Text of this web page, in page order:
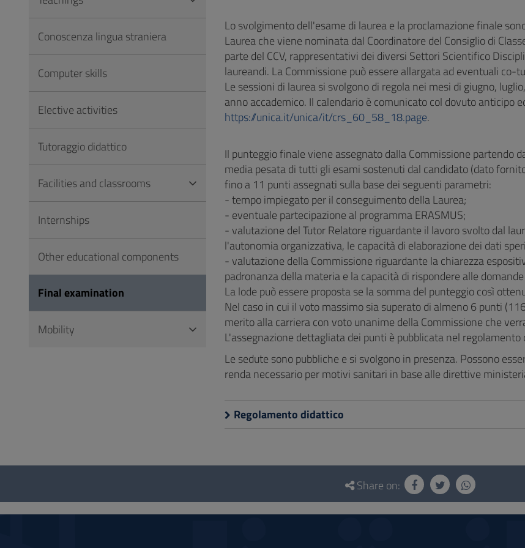
Footer
Lo svolgimento dell'esame di laurea e la proclamazione finale
Laurea che viene nominata dal Coordinatore del Consiglio di
parte del CCV, rappresentativi dei diversi Settori Scientifico
laureandi. La Commissione può essere allargata ad eventuali
Le sessioni di laurea si svolgono di regola nei mesi di giugno,
anno accademico. Il calendario è comunicato col dovuto anticipo
https://unica.it/unica/it/crs_60_58_18.page.
Il punteggio finale viene assegnato dalla Commissione partendo
media pesata di tutti gli esami sostenuti dal candidato (dato
fino a 11 punti assegnati sulla base dei seguenti parametri:
- tempo impiegato per il conseguimento della Laurea;
- eventuale partecipazione al programma ERASMUS;
- valutazione del Tutor Relatore riguardante il lavoro svolto dal
l'autonomia organizzativa, le capacità di elaborazione dei dati
- valutazione della Commissione riguardante la chiarezza
padronanza della materia e la capacità di rispondere alle
La lode può essere proposta se la somma del punteggio così
Nel caso in cui il voto massimo sia superato di almeno 6 punti
merito alla carriera con voto unanime della Commissione che
L'assegnazione dettagliata dei punti è pubblicata nel regolamento
Le sedute sono pubbliche e si svolgono in presenza. Possono
renda necessario per motivi sanitari in base alle direttive
Regolamento didattico
Conoscenza lingua straniera
Computer skills
Elective activities
Tutoraggio didattico
Facilities and classrooms
Internships
Other educational components
Final examination
Mobility
Questionnaire
social
Share on: